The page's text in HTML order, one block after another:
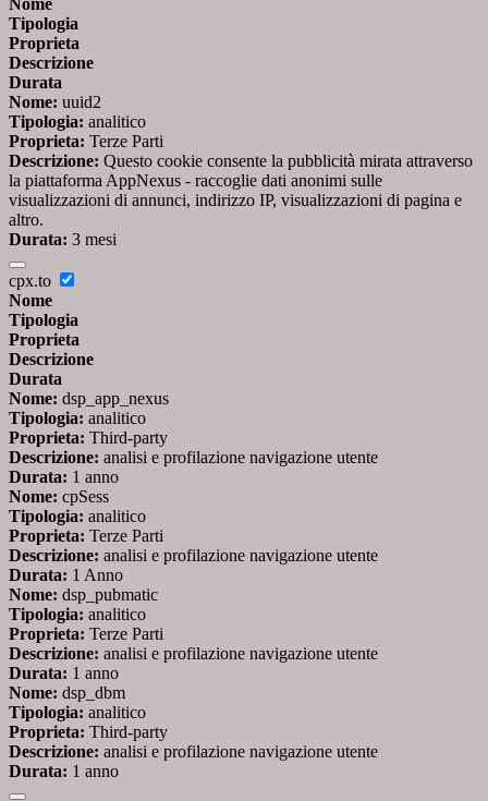
Tipologia
Proprieta
Descrizione
Durata
Nome: uuid2
Tipologia: analitico
Proprieta: Terze Parti
Descrizione: Questo cookie consente la pubblicità mirata attraverso
la piattaforma AppNexus - raccoglie dati anonimi sulle
visualizzazioni di annunci, indirizzo IP, visualizzazioni di pagina e
altro.
Durata: 3 mesi
cpx.to
Nome
Tipologia
Proprieta
Descrizione
Durata
Nome: dsp_app_nexus
Tipologia: analitico
Proprieta: Third-party
Descrizione: analisi e profilazione navigazione utente
Durata: 1 anno
Nome: cpSess
Tipologia: analitico
Proprieta: Terze Parti
Descrizione: analisi e profilazione navigazione utente
Durata: 1 Anno
Nome: dsp_pubmatic
Tipologia: analitico
Proprieta: Terze Parti
Descrizione: analisi e profilazione navigazione utente
Durata: 1 anno
Nome: dsp_dbm
Tipologia: analitico
Proprieta: Third-party
Descrizione: analisi e profilazione navigazione utente
Durata: 1 anno